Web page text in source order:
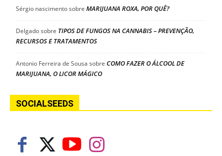
Sérgio nascimentosobre MARIJUANA ROXA, POR QUÊ?
Delgadosobre TIPOS DE FUNGOS NA CANNABIS – PREVENÇÃO,
RECURSOS E TRATAMENTOS
Antonio Ferreira de Sousa sobre COMO FAZER O ÁLCOOL DE
MARIJUANA, O LICOR MÁGICO
SOCIALSEEDS